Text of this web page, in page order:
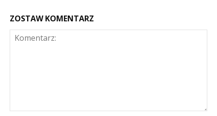
ZOSTAW KOMENTARZ